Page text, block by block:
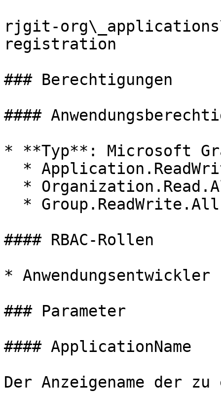
rjgit-
registration
### Berechtigungen
####
* **Typ**: Microsoft
#### RBAC-Rollen
* Anwendungsentwickler
### Parameter
#### ApplicationName
Der Anzeigename der